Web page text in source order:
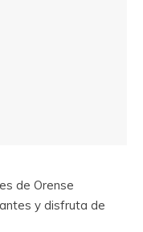
de Orense
y disfruta de